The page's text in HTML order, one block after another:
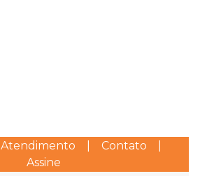
Atendimento Contato
Assine